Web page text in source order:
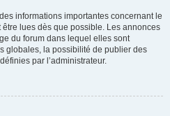
informations importantes concernant le
lues dès que possible. Les annonces
du forum dans lequel elles sont
globales, la possibilité de publier des
par l’administrateur.